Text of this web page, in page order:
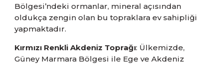
Bölgesi’ndeki ormanlar, mineral açısından
oldukça zengin olan bu topraklara ev sahipliği
yapmaktadır.
Kırmızı Renkli Akdeniz Toprağı: Ülkemizde,
Güney Marmara Bölgesi ile Ege ve Akdeniz